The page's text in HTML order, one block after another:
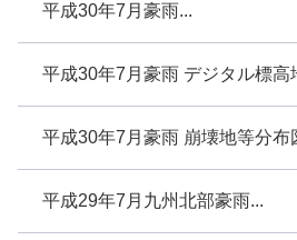
平成30年7月豪雨...
平成30年7月豪雨 デジタル標高
平成30年7月豪雨 崩壊地等分布
平成29年7月九州北部豪雨...